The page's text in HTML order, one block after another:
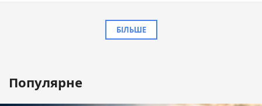
БІЛЬШЕ
Популярне